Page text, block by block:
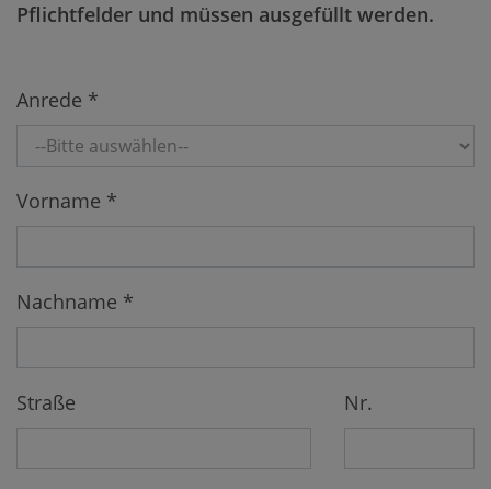
Pflichtfelder und müssen ausgefüllt werden.
Anrede *
Vorname *
Nachname *
Straße Nr.